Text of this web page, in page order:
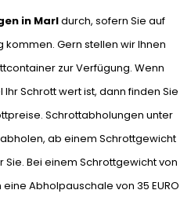
in Marldurch, sofern Sie auf
Gern stellen wir Ihnen
zur Verfügung. Wenn
Schrott wert ist, dann finden Sie
Schrottabholungen unter
ab einem Schrottgewicht
Sie. Bei einem Schrottgewicht von
Abholpauschale von 35 EURO